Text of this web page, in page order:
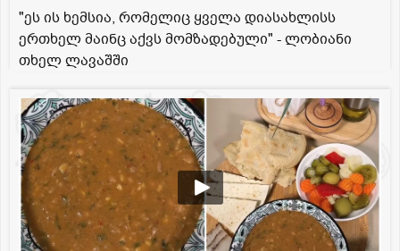
"ეს ის ხემსია, რომელიც ყველა დიასახლისს
ერთხელ მაინც აქვს მომზადებული" - ლობიანი
თხელ ლავაშში